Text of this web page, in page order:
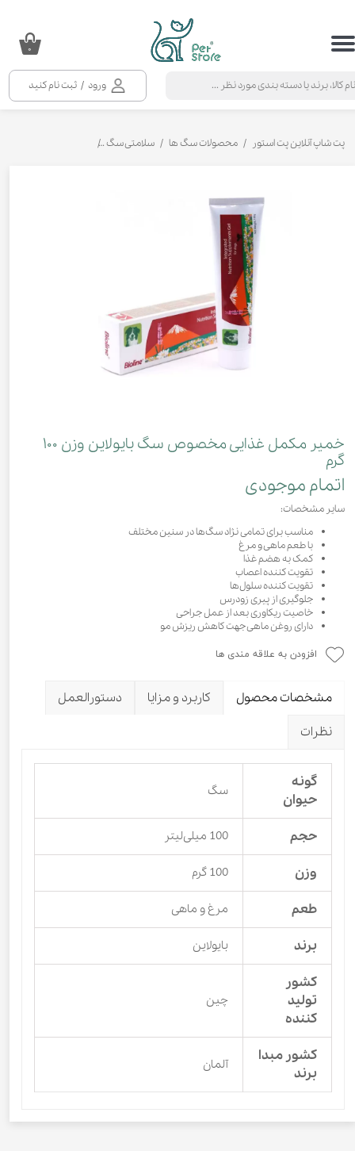
ورود / ثبت نام کنید
حساب کاربری من
خروج از حساب کاربری
۰
پت شاپ آنلاین پت استور محصولات سگ ها سلامتی سگ
خمیر مکمل غذایی مخصوص سگ بایولاین وزن ۱۰۰
گرم
اتمام موجودی
سایر مشخصات:
مناسب برای تمامی نژاد سگ‌ها در سنین مختلف
با طعم ماهی و مرغ
کمک به هضم غذا
تقویت کننده اعصاب
تقویت کننده سلول‌ها
جلوگیری از پیری زودرس
خاصیت ریکاوری بعد از عمل جراحی
دارای روغن ماهی جهت کاهش ریزش مو
افزودن به علاقه مندی ها
مشخصات محصول کاربرد و مزایا
دستورالعمل
نظرات
گونه
حیوان
سگ
حجم 100 میلی‌لیتر
وزن 100 گرم
طعم مرغ و ماهی
برند بایولاین
کشور
تولید
کننده
چین
کشور مبدا
برند
آلمان